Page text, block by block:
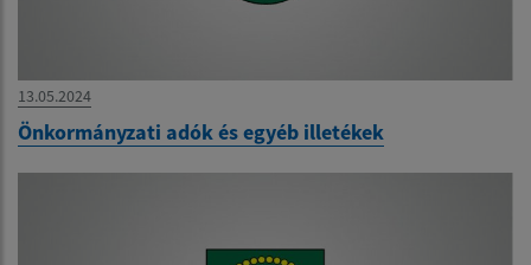
13.05.2024
Önkormányzati adók és egyéb illetékek